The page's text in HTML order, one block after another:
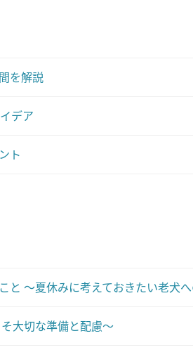
を解説
デア
ト
と ～夏休みに考えておきたい老犬
大切な準備と配慮～